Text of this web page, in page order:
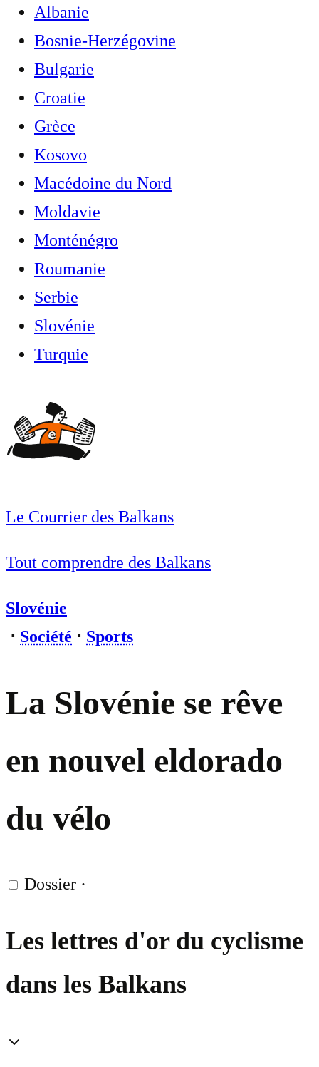
Albanie
Bosnie-Herzégovine
Bulgarie
Croatie
Grèce
Kosovo
Macédoine du Nord
Moldavie
Monténégro
Roumanie
Serbie
Slovénie
Turquie
Le Courrier des Balkans
Tout comprendre des Balkans
Slovénie
⋅ Société ⋅ Sports
La Slovénie se rêve
en nouvel eldorado
du vélo
Dossier ·
Les lettres d'or du cyclisme
dans les Balkans